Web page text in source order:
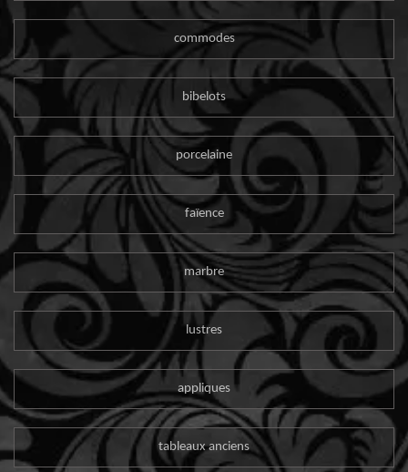
commodes
bibelots
porcelaine
faïence
marbre
lustres
appliques
tableaux anciens